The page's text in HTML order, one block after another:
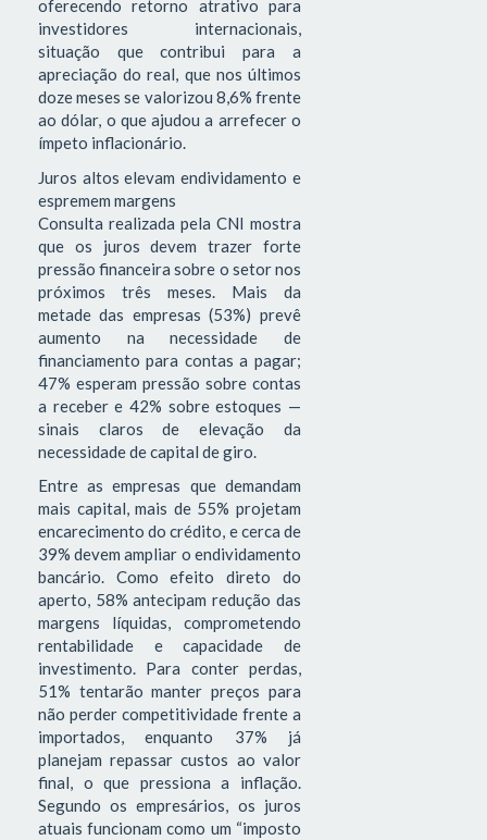
oferecendo retorno atrativo para
investidores internacionais,
situação que contribui para a
apreciação do real, que nos últimos
doze meses se valorizou 8,6% frente
ao dólar, o que ajudou a arrefecer o
ímpeto inflacionário.
Juros altos elevam endividamento e
espremem margens
Consulta realizada pela CNI mostra
que os juros devem trazer forte
pressão financeira sobre o setor nos
próximos três meses. Mais da
metade das empresas (53%) prevê
aumento na necessidade de
financiamento para contas a pagar;
47% esperam pressão sobre contas
a receber e 42% sobre estoques —
sinais claros de elevação da
necessidade de capital de giro.
Entre as empresas que demandam
mais capital, mais de 55% projetam
encarecimento do crédito, e cerca de
39% devem ampliar o endividamento
bancário. Como efeito direto do
aperto, 58% antecipam redução das
margens líquidas, comprometendo
rentabilidade e capacidade de
investimento. Para conter perdas,
51% tentarão manter preços para
não perder competitividade frente a
importados, enquanto 37% já
planejam repassar custos ao valor
final, o que pressiona a inflação.
Segundo os empresários, os juros
atuais funcionam como um “imposto